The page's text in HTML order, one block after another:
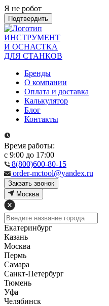
Я не робот
Подтвердить
ИНСТРУМЕНТ
И ОСНАСТКА
ДЛЯ СТАНКОВ
Бренды
О компании
Оплата и доставка
Калькулятор
Блог
Контакты
Время работы:
с 9:00 до 17:00
8(800)600-80-15
order-mctool@yandex.ru
Закзать звонок
Москва
Екатеринбург
Казань
Москва
Пермь
Самара
Санкт-Петербург
Тюмень
Уфа
Челябинск